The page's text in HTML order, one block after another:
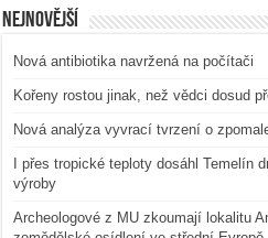
Nejnovější
Nová antibiotika navržená na počítači
Kořeny rostou jinak, než vědci dosud
Nová analýza vyvrací tvrzení o
I přes tropické teploty dosáhl Temelín
výroby
Archeologové z MU zkoumají lokalitu